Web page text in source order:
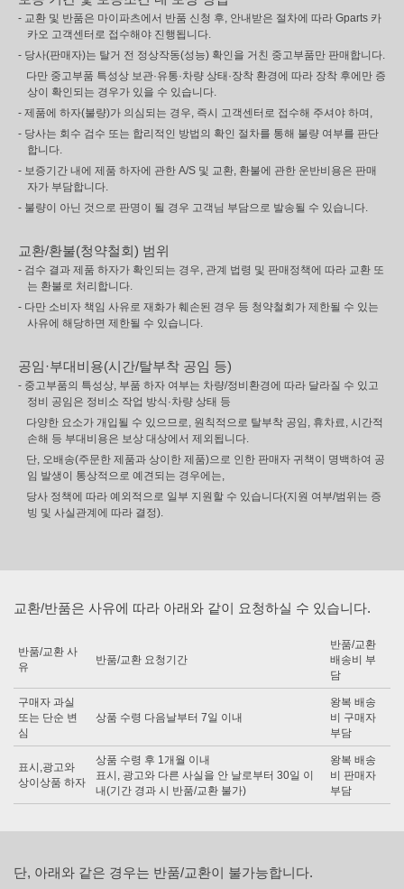
- 교환 및 반품은 마이파츠에서 반품 신청 후, 안내받은 절차에 따라 Gparts 카
카오 고객센터로 접수해야 진행됩니다.
- 당사(판매자)는 탈거 전 정상작동(성능) 확인을 거친 중고부품만 판매합니다.
다만 중고부품 특성상 보관·유통·차량 상태·장착 환경에 따라 장착 후에만 증
상이 확인되는 경우가 있을 수 있습니다.
- 제품에 하자(불량)가 의심되는 경우, 즉시 고객센터로 접수해 주셔야 하며,
- 당사는 회수 검수 또는 합리적인 방법의 확인 절차를 통해 불량 여부를 판단
합니다.
- 보증기간 내에 제품 하자에 관한 A/S 및 교환, 환불에 관한 운반비용은 판매
자가 부담합니다.
- 불량이 아닌 것으로 판명이 될 경우 고객님 부담으로 발송될 수 있습니다.
교환/환불(청약철회) 범위
- 검수 결과 제품 하자가 확인되는 경우, 관계 법령 및 판매정책에 따라 교환 또
는 환불로 처리합니다.
- 다만 소비자 책임 사유로 재화가 훼손된 경우 등 청약철회가 제한될 수 있는
사유에 해당하면 제한될 수 있습니다.
공임·부대비용(시간/탈부착 공임 등)
- 중고부품의 특성상, 부품 하자 여부는 차량/정비환경에 따라 달라질 수 있고
정비 공임은 정비소 작업 방식·차량 상태 등
다양한 요소가 개입될 수 있으므로, 원칙적으로 탈부착 공임, 휴차료, 시간적
손해 등 부대비용은 보상 대상에서 제외됩니다.
단, 오배송(주문한 제품과 상이한 제품)으로 인한 판매자 귀책이 명백하여 공
임 발생이 통상적으로 예견되는 경우에는,
당사 정책에 따라 예외적으로 일부 지원할 수 있습니다(지원 여부/범위는 증
빙 및 사실관계에 따라 결정).
교환/반품은 사유에 따라 아래와 같이 요청하실 수 있습니다.
반품/교환 사
유
반품/교환 요청기간
반품/교환
배송비 부
담
구매자 과실
또는 단순 변
심
상품 수령 다음날부터 7일 이내
왕복 배송
비 구매자
부담
표시,광고와
상이상품 하자
상품 수령 후 1개월 이내
표시, 광고와 다른 사실을 안 날로부터 30일 이
내(기간 경과 시 반품/교환 불가)
왕복 배송
비 판매자
부담
단, 아래와 같은 경우는 반품/교환이 불가능합니다.